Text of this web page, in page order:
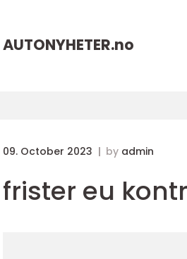
AUTONYHETER.no
09. October 2023 by admin
frister eu